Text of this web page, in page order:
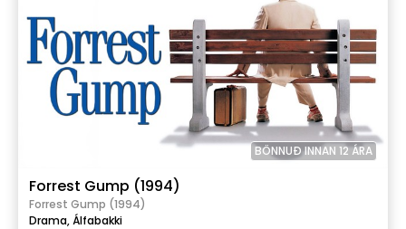
BÖNNUÐ INNAN 12 ÁRA
Forrest Gump (1994)
Forrest Gump (1994)
Drama,Álfabakki